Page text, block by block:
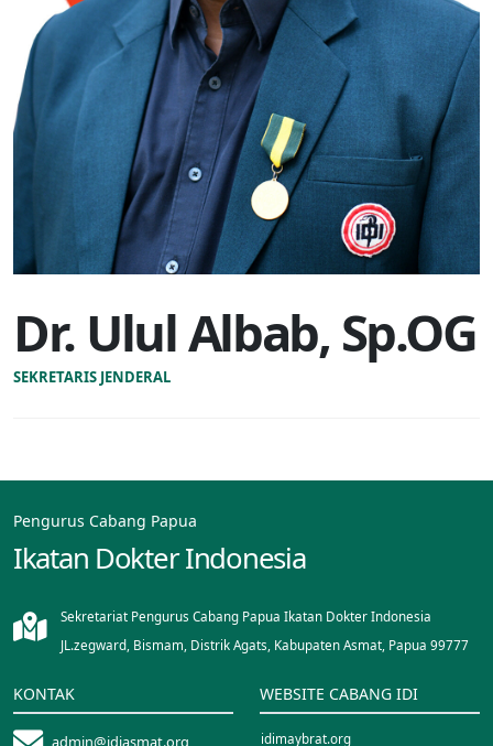
Dr. Ulul Albab, Sp.OG
SEKRETARIS JENDERAL
Pengurus Cabang Papua
Ikatan Dokter Indonesia
Sekretariat Pengurus Cabang Papua Ikatan Dokter Indonesia
JL.zegward, Bismam, Distrik Agats, Kabupaten Asmat, Papua 99777
KONTAK
admin@idiasmat.org
WEBSITE CABANG IDI
idimaybrat.org